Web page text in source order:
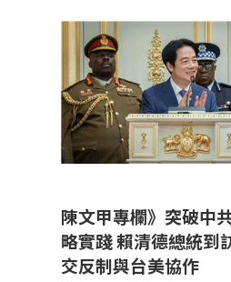
陳文甲專欄》突破中
略實踐 賴清德總統到
交反制與台美協作